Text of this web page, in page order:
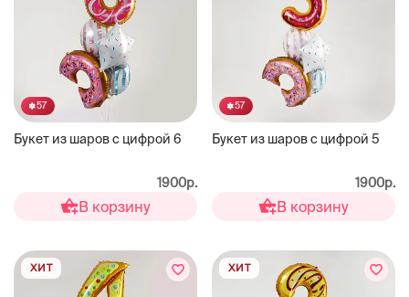
57
Букет из шаров с цифрой 6
1900р.
В корзину
57
Букет из шаров с цифрой 5
1900р.
В корзину
ХИТ ХИТ